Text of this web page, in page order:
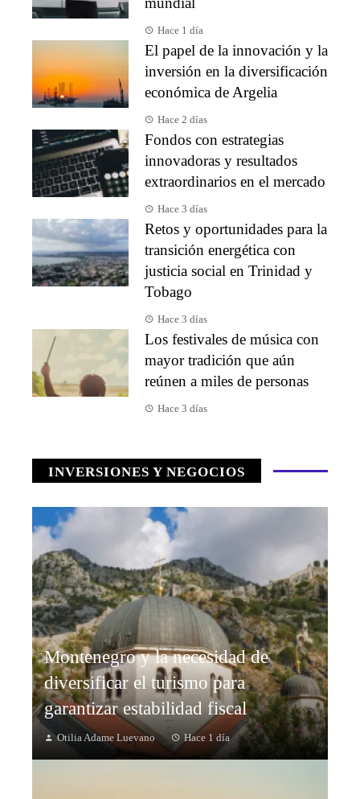
Hace 1 día
El papel de la innovación y la
inversión en la diversificación
económica de Argelia
Hace 2 días
Fondos con estrategias
innovadoras y resultados
extraordinarios en el mercado
Hace 3 días
Retos y oportunidades para la
transición energética con
justicia social en Trinidad y
Tobago
Hace 3 días
Los festivales de música con
mayor tradición que aún
reúnen a miles de personas
Hace 3 días
INVERSIONES Y NEGOCIOS
Montenegro y la necesidad de
diversificar el turismo para
garantizar estabilidad fiscal
Otilia Adame Luevano Hace 1 día